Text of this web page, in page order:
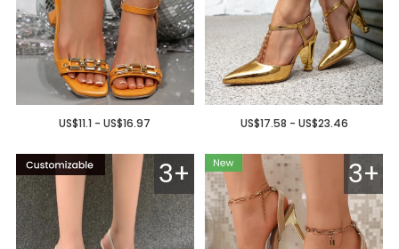
US$17.58 - US$23.46
US$11.1 - US$16.97
3+
3+